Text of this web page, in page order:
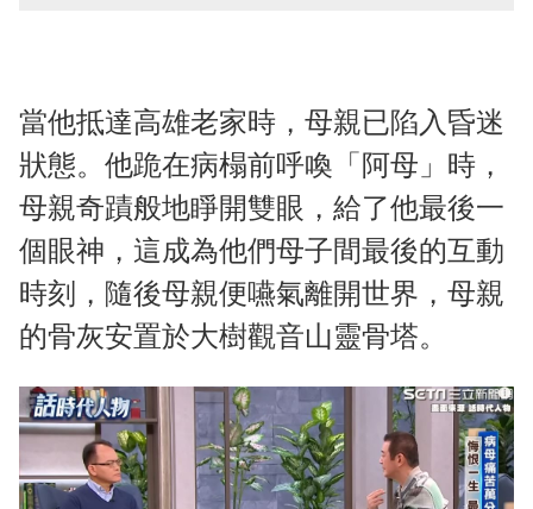
當他抵達高雄老家時，母親已陷入昏迷
狀態。他跪在病榻前呼喚「阿母」時，
母親奇蹟般地睜開雙眼，給了他最後一
個眼神，這成為他們母子間最後的互動
時刻，隨後母親便嚥氣離開世界，母親
的骨灰安置於大樹觀音山靈骨塔。